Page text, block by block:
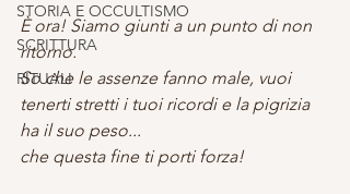
STORIA E OCCULTISMO
SCRITTURA
RITUALI
È ora! Siamo giunti a un punto di non
ritorno.
So che le assenze fanno male, vuoi
tenerti stretti i tuoi ricordi e la pigrizia
ha il suo peso...
che questa fine ti porti forza!